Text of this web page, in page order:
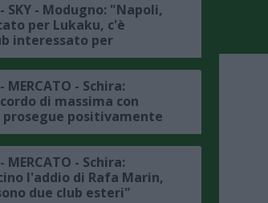
- SKY - Modugno: "Napoli,
per Lukaku, c'è
interessato per
belga, l'Atlanta non è in
MERCATO - Schira:
di massima con
prosegue positivamente
con il Chelsea, ecco i
MERCATO - Schira:
l'addio di Rafa Marin,
due club esteri"